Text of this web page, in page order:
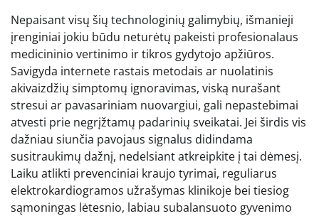
Nepaisant visų šių technologinių galimybių, išmanieji
įrenginiai jokiu būdu neturėtų pakeisti profesionalaus
medicininio vertinimo ir tikros gydytojo apžiūros.
Savigyda internete rastais metodais ar nuolatinis
akivaizdžių simptomų ignoravimas, viską nurašant
stresui ar pavasariniam nuovargiui, gali nepastebimai
atvesti prie negrįžtamų padarinių sveikatai. Jei širdis vis
dažniau siunčia pavojaus signalus didindama
susitraukimų dažnį, nedelsiant atkreipkite į tai dėmesį.
Laiku atlikti prevenciniai kraujo tyrimai, reguliarus
elektrokardiogramos užrašymas klinikoje bei tiesiog
sąmoningas lėtesnio, labiau subalansuoto gyvenimo